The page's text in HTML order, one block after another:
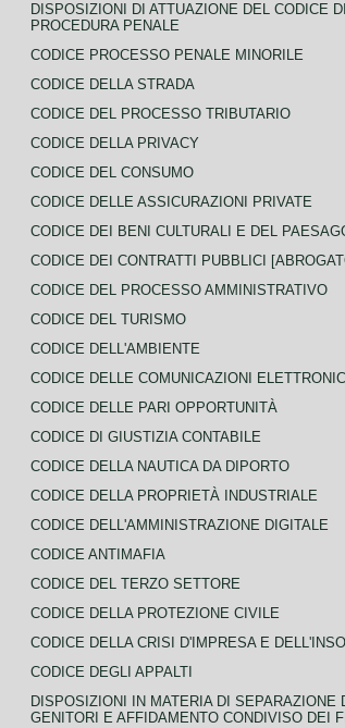
DISPOSIZIONI DI ATTUAZIONE DEL CODICE DI
PROCEDURA PENALE
CODICE PROCESSO PENALE MINORILE
CODICE DELLA STRADA
CODICE DEL PROCESSO TRIBUTARIO
CODICE DELLA PRIVACY
CODICE DEL CONSUMO
CODICE DELLE ASSICURAZIONI PRIVATE
CODICE DEI BENI CULTURALI E DEL
CODICE DEI CONTRATTI PUBBLICI
CODICE DEL PROCESSO AMMINISTRATIVO
CODICE DEL TURISMO
CODICE DELL'AMBIENTE
CODICE DELLE COMUNICAZIONI
CODICE DELLE PARI OPPORTUNITÀ
CODICE DI GIUSTIZIA CONTABILE
CODICE DELLA NAUTICA DA DIPORTO
CODICE DELLA PROPRIETÀ INDUSTRIALE
CODICE DELL'AMMINISTRAZIONE DIGITALE
CODICE ANTIMAFIA
CODICE DEL TERZO SETTORE
CODICE DELLA PROTEZIONE CIVILE
CODICE DELLA CRISI D'IMPRESA E
CODICE DEGLI APPALTI
DISPOSIZIONI IN MATERIA DI SEPARAZIONE
GENITORI E AFFIDAMENTO CONDIVISO DEI